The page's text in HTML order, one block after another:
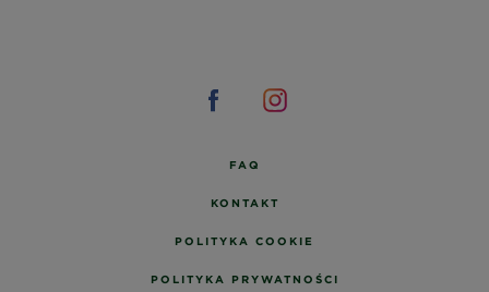
FAQ
KONTAKT
POLITYKA COOKIE
POLITYKA PRYWATNOŚCI